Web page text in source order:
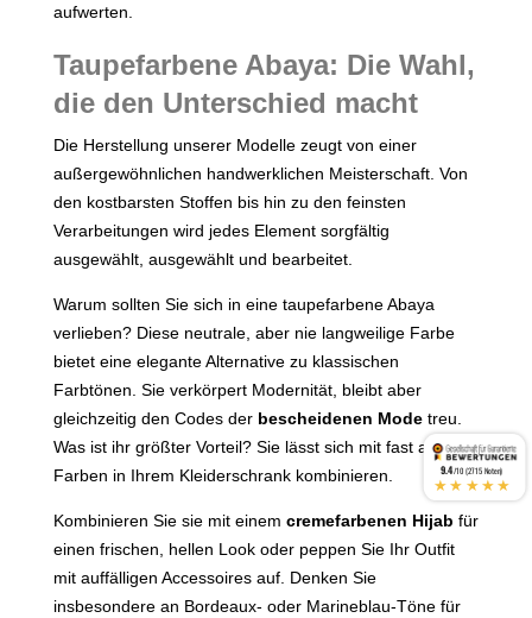
aufwerten.
Taupefarbene Abaya: Die Wahl,
die den Unterschied macht
Die Herstellung unserer Modelle zeugt von einer
außergewöhnlichen handwerklichen Meisterschaft. Von
den kostbarsten Stoffen bis hin zu den feinsten
Verarbeitungen wird jedes Element sorgfältig
ausgewählt, ausgewählt und bearbeitet.
Warum sollten Sie sich in eine taupefarbene Abaya
verlieben? Diese neutrale, aber nie langweilige Farbe
bietet eine elegante Alternative zu klassischen
Farbtönen. Sie verkörpert Modernität, bleibt aber
gleichzeitig den Codes der bescheidenen Mode treu.
Was ist ihr größter Vorteil? Sie lässt sich mit fast allen
Farben in Ihrem Kleiderschrank kombinieren.
Kombinieren Sie sie mit einem cremefarbenen Hijab für
einen frischen, hellen Look oder peppen Sie Ihr Outfit
mit auffälligen Accessoires auf. Denken Sie
insbesondere an Bordeaux- oder Marineblau-Töne für
9.4/10 (2715 Noten)
★★★★★